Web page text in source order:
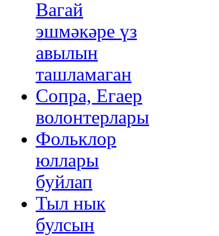
Вагай
эшмәкәре үз
авылын
ташламаган
Сопра, Егаер
волонтерлары
Фольклор
юллары
буйлап
Тыл нык
булсын